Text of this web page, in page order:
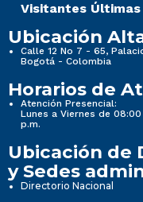
Visitantes Últimas
Ubicación
Calle 12 No 7 - 65,
Bogotá - Colombia
Horarios de
Atención Presencial:
Lunes a Viernes de
p.m.
Ubicación de
y Sedes
Directorio Nacional